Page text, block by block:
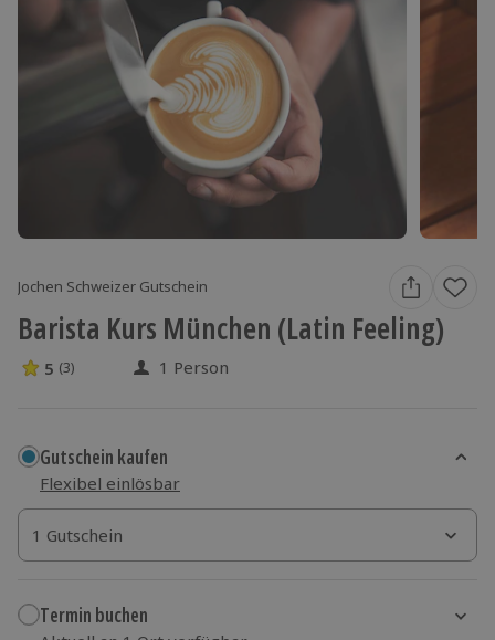
Jochen Schweizer Gutschein
Barista Kurs München (Latin Feeling)
5 Sterne von 5 aus 3 Bewertungen
5 (3) 1 Person
Gutschein kaufen
Flexibel einlösbar
1 Gutschein
1 Gutschein
1 Gutschein
Termin buchen